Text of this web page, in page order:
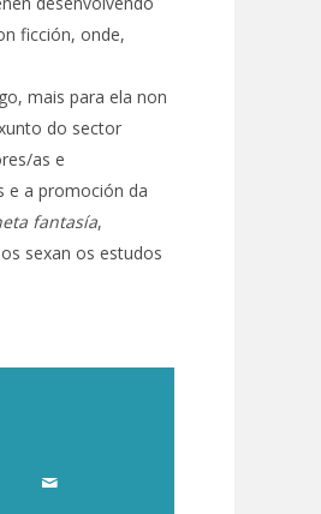
ficción, onde,
mais para ela non
do sector
as e
e a promoción da
fantasía,
sexan os estudos